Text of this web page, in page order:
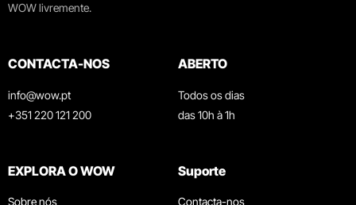
WOW livremente.
CONTACTA-NOS
info@wow.pt
+351 220 121 200
ABERTO
Todos os dias
das 10h à 1h
EXPLORA O WOW
Sobre nós
Suporte
Contacta-nos